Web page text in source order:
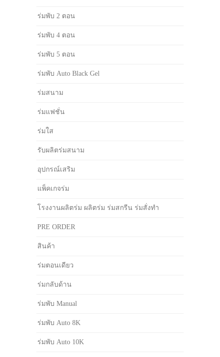
ร่มพับ 2 ตอน
ร่มพับ 4 ตอน
ร่มพับ 5 ตอน
ร่มพับ Auto Black Gel
ร่มสนาม
ร่มแฟชั่น
ร่มใส
รับผลิตร่มสนาม
อุปกรณ์เสริม
แพ็คเกจร่ม
โรงงานผลิตร่ม ผลิตร่ม ร่มสกรีน ร่มสั่งทำ
PRE ORDER
สินค้า
ร่มตอนเดียว
ร่มกลับด้าน
ร่มพับ Manual
ร่มพับ Auto 8K
ร่มพับ Auto 10K